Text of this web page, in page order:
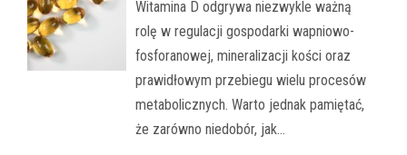
Witamina D odgrywa niezwykle ważną
rolę w regulacji gospodarki wapniowo-
fosforanowej, mineralizacji kości oraz
prawidłowym przebiegu wielu procesów
metabolicznych. Warto jednak pamiętać,
że zarówno niedobór, jak…